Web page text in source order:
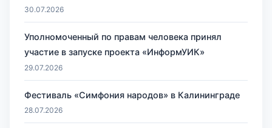
30.07.2026
Уполномоченный по правам человека принял
участие в запуске проекта «ИнформУИК»
29.07.2026
Фестиваль «Симфония народов» в Калининграде
28.07.2026